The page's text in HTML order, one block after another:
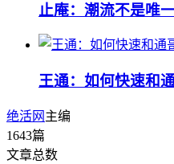
止庵：潮流不是唯
王通：如何快速和
绝活网 主编
1643篇
文章总数